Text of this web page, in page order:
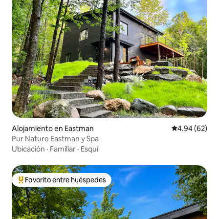
Alojamiento en Eastman Calificación
4.94 (62)
Pur Nature Eastman y Spa
Ubicación · Familiar · Esquí
Favorito entre huéspedes preferido
Favorito entre huéspedes